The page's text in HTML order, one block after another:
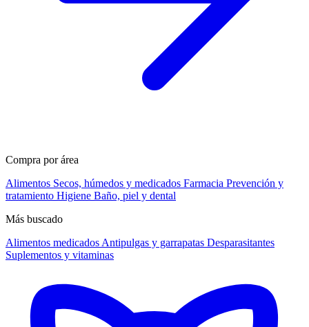
Compra por área
Alimentos Secos, húmedos y medicados Farmacia Prevención y
tratamiento Higiene Baño, piel y dental
Más buscado
Alimentos medicados Antipulgas y garrapatas Desparasitantes
Suplementos y vitaminas